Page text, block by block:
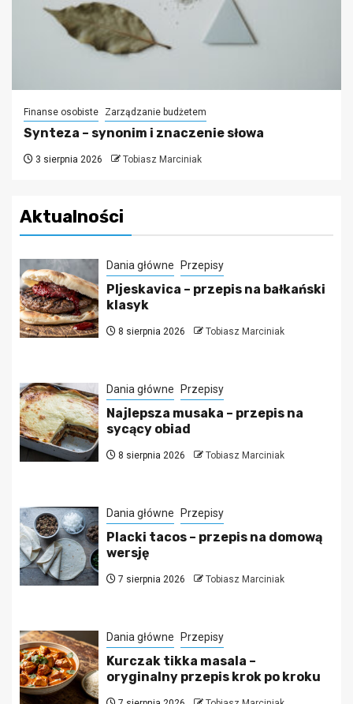
Finanse osobiste Zarządzanie budżetem
Synteza – synonim i znaczenie słowa
3 sierpnia 2026 Tobiasz Marciniak
Aktualności
Dania główne Przepisy
Pljeskavica – przepis na bałkański
klasyk
8 sierpnia 2026 Tobiasz Marciniak
Dania główne Przepisy
Najlepsza musaka – przepis na
sycący obiad
8 sierpnia 2026 Tobiasz Marciniak
Dania główne Przepisy
Placki tacos – przepis na domową
wersję
7 sierpnia 2026 Tobiasz Marciniak
Dania główne Przepisy
Kurczak tikka masala –
oryginalny przepis krok po kroku